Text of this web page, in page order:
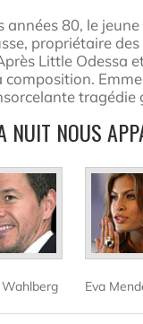
années 80, le
propriétaire
Little Odessa
NUIT NOUS
Eva